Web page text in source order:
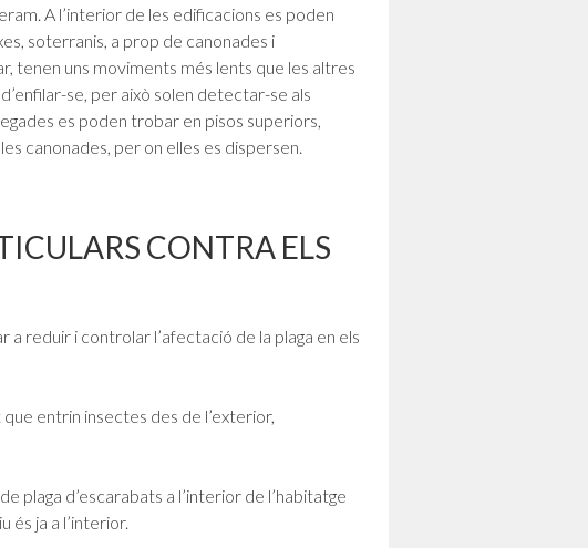
A l’interior de les edificacions es poden
soterranis, a prop de canonades i
tenen uns moviments més lents que les altres
se, per això solen detectar-se als
es poden trobar en pisos superiors,
canonades, per on elles es dispersen.
CONTRA ELS
a reduir i controlar l’afectació de la plaga en els
entrin insectes des de l’exterior,
plaga d’escarabats a l’interior de l’habitatge
és ja a l’interior.